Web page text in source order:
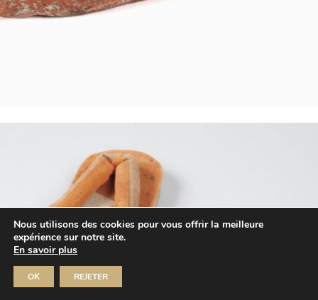
Nous utilisons des cookies pour vous offrir la meilleure
expérience sur notre site.
En savoir plus
OK REJETER